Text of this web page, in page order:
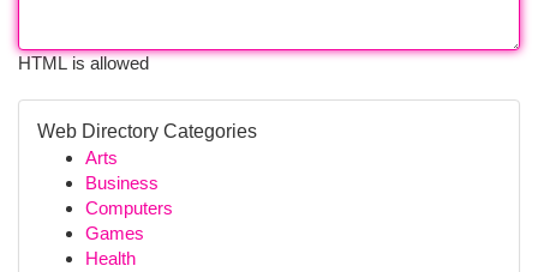
HTML is allowed
Web Directory Categories
Arts
Business
Computers
Games
Health